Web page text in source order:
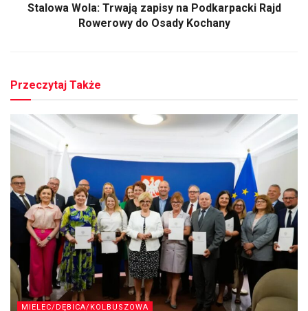
Stalowa Wola: Trwają zapisy na Podkarpacki Rajd
Rowerowy do Osady Kochany
Przeczytaj Także
MIELEC/DĘBICA/KOLBUSZOWA